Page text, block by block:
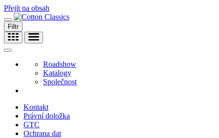
Přejít na obsah
Filtr
Roadshow
Katalogy
Společnost
Kontakt
Právní doložka
GTC
Ochrana dat